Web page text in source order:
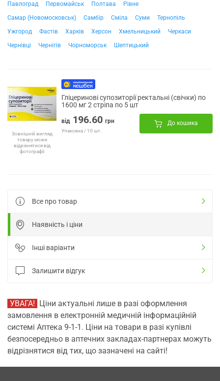
Павлоград
Первомайськ Полтава
Рівне
Самар (Новомосковськ)
Самбір Сміла Суми
Тернопіль
Ужгород
Фастів Харків Херсон Хмельницький
Черкаси
Чернівці
Чернігів Чорноморськ Шептицький
Зовнішній вигляд
товару може
відрізнятися від
фотографії
Гліцеринові супозиторії ректальні (свічки) по
1600 мг 2 стріпа по 5 шт
від 196.60 грн
Упаковка / 10 шт.
До кошика
Все про товар
Наявність і ціни
Інші варіанти
Залишити відгук
УВАГА! Ціни актуальні лише в разі оформлення
замовлення в електронній медичній інформаційній
системі Аптека 9-1-1. Ціни на товари в разі купівлі
безпосередньо в аптечних закладах-партнерах можуть
відрізнятися від тих, що зазначені на сайті!